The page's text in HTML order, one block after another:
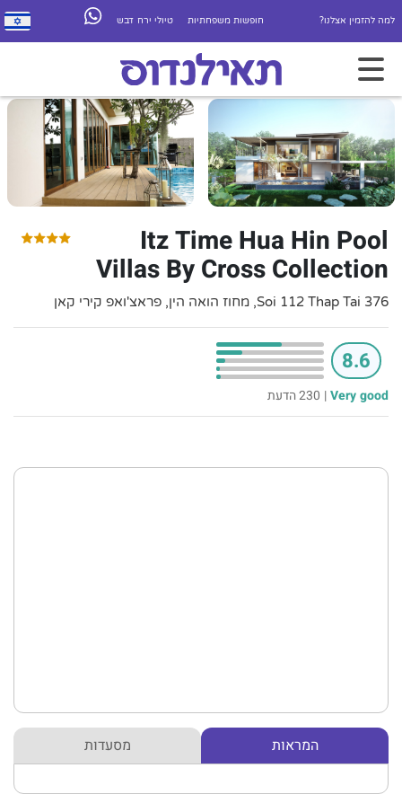
למה להזמין אצלנו? חופשות משפחתיות טיולי ירח דבש
Itz Time Hua Hin Pool
Villas By Cross Collection
376 Soi 112 Thap Tai, מחוז הואה הין, פראצ'ואפ קירי קאן
8.6
Very good
| 230 הדעת
המראות מסעדות